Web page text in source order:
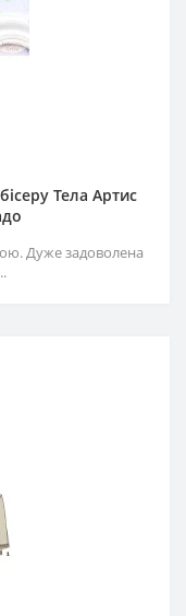
Тела Артис
Дуже задоволена